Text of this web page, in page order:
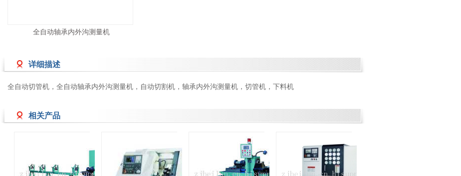
全自动轴承内外沟测量机
详细描述
全自动切管机，全自动轴承内外沟测量机，自动切割机，轴承内外沟测量机，切管机，下料机
相关产品